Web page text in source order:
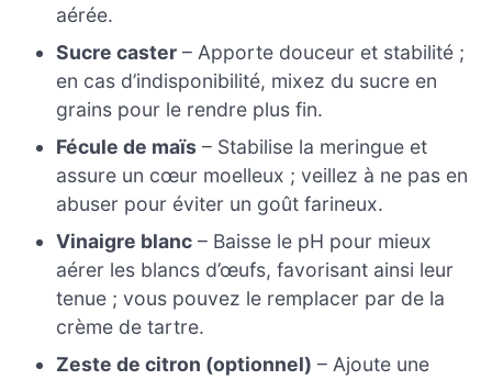
aérée.
Sucre caster – Apporte douceur et stabilité ;
en cas d’indisponibilité, mixez du sucre en
grains pour le rendre plus fin.
Fécule de maïs – Stabilise la meringue et
assure un cœur moelleux ; veillez à ne pas en
abuser pour éviter un goût farineux.
Vinaigre blanc – Baisse le pH pour mieux
aérer les blancs d’œufs, favorisant ainsi leur
tenue ; vous pouvez le remplacer par de la
crème de tartre.
Zeste de citron (optionnel) – Ajoute une